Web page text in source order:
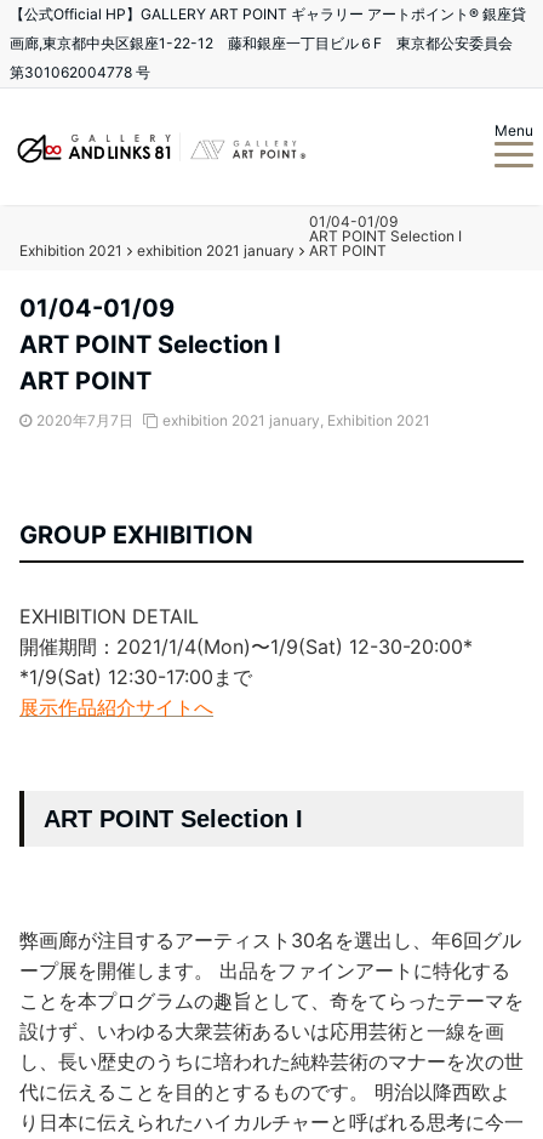
【公式Official HP】GALLERY ART POINT ギャラリー アートポイント®️ 銀座貸
画廊,東京都中央区銀座1-22-12 藤和銀座一丁目ビル６F 東京都公安委員会
第301062004778 号
Menu
Exhibition 2021 exhibition 2021 january
01/04-01/09
ART POINT Selection I
ART POINT
01/04-01/09
ART POINT Selection I
ART POINT
2020年7月7日 exhibition 2021 january, Exhibition 2021
GROUP EXHIBITION
EXHIBITION DETAIL
開催期間：2021/1/4(Mon)〜1/9(Sat) 12-30-20:00*
*1/9(Sat) 12:30-17:00まで
展示作品紹介サイトへ
ART POINT Selection I
弊画廊が注目するアーティスト30名を選出し、年6回グル
ープ展を開催します。 出品をファインアートに特化する
ことを本プログラムの趣旨として、奇をてらったテーマを
設けず、いわゆる大衆芸術あるいは応用芸術と一線を画
し、長い歴史のうちに培われた純粋芸術のマナーを次の世
代に伝えることを目的とするものです。 明治以降西欧よ
り日本に伝えられたハイカルチャーと呼ばれる思考に今一